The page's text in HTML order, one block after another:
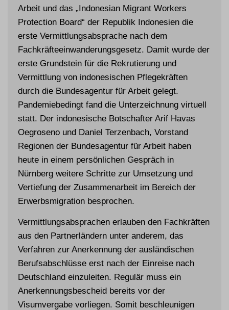
Arbeit und das „Indonesian Migrant Workers
Protection Board“ der Republik Indonesien die
erste Vermittlungsabsprache nach dem
Fachkräfteeinwanderungsgesetz. Damit wurde der
erste Grundstein für die Rekrutierung und
Vermittlung von indonesischen Pflegekräften
durch die Bundesagentur für Arbeit gelegt.
Pandemiebedingt fand die Unterzeichnung virtuell
statt. Der indonesische Botschafter Arif Havas
Oegroseno und Daniel Terzenbach, Vorstand
Regionen der Bundesagentur für Arbeit haben
heute in einem persönlichen Gespräch in
Nürnberg weitere Schritte zur Umsetzung und
Vertiefung der Zusammenarbeit im Bereich der
Erwerbsmigration besprochen.
Vermittlungsabsprachen erlauben den Fachkräften
aus den Partnerländern unter anderem, das
Verfahren zur Anerkennung der ausländischen
Berufsabschlüsse erst nach der Einreise nach
Deutschland einzuleiten. Regulär muss ein
Anerkennungsbescheid bereits vor der
Visumvergabe vorliegen. Somit beschleunigen